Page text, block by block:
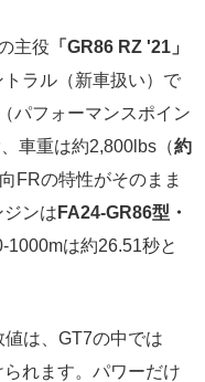
主役 「GR86 RZ '21」
ラル（新車扱い）で
パフォーマンスポイン
、車重は約2,800lbs（約
FRの特性がそのまま
ンは FA24-GR86型・
1000mは約26.51秒と
は、GT7の中では
れます。パワーだけ